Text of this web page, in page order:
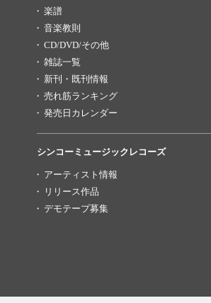
楽譜
音楽教則
CD/DVD/その他
雑誌一覧
新刊・既刊情報
売れ筋ランキング
発売日カレンダー
シンコーミュージックレコーズ
アーティスト情報
リリース作品
デモテープ募集